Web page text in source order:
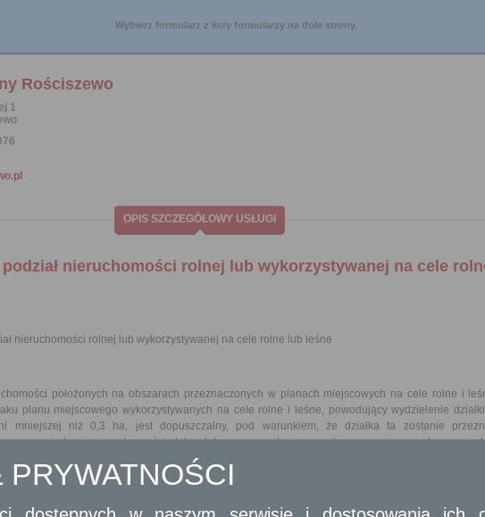
Wybierz formularz z listy formularzy na dole strony.
Rościszewo
1
OPIS SZCZEGÓŁOWY USŁUGI
nieruchomości rolnej lub wykorzystywanej na cele
nieruchomości rolnej lub wykorzystywanej na cele rolne lub leśne
położonych na obszarach przeznaczonych w planach miejscowych na cele rolne i
planu miejscowego wykorzystywanych na cele rolne i leśne, powodujący wydzielenie
mniejszej niż 0,3 ha, jest dopuszczalny, pod warunkiem, że działka ta zostanie
sąsiedniej nieruchomości lub dokonana zostanie regulacja granic między
podział nieruchomości określa się termin na przeniesienie praw do wydzielonych